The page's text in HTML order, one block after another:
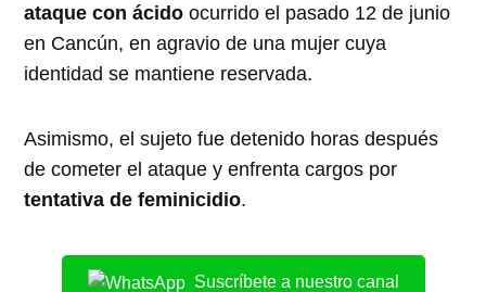
ataque con ácido ocurrido el pasado 12 de junio
en Cancún, en agravio de una mujer cuya
identidad se mantiene reservada.
Asimismo, el sujeto fue detenido horas después
de cometer el ataque y enfrenta cargos por
tentativa de feminicidio.
Suscríbete a nuestro canal